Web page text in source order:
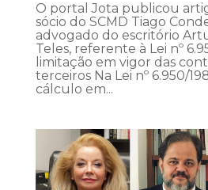
O portal Jota publicou
sócio do SCMD Tiago
advogado do escritório
Teles, referente à Lei nº
limitação em vigor das
terceiros Na Lei nº 6.950/
cálculo em...